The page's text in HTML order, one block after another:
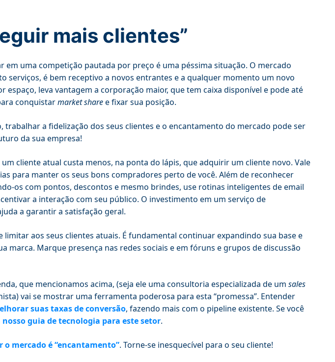
mais clientes”
em uma competição pautada por preço é uma péssima situação. O mercado
serviços, é bem receptivo a novos entrantes e a qualquer momento um novo
espaço, leva vantagem a corporação maior, que tem caixa disponível e pode até
conquistarmarket sharee fixar sua posição.
trabalhar a fidelização dos seus clientes e o encantamento do mercado pode ser
da sua empresa!
cliente atual custa menos, na ponta do lápis, que adquirir um cliente novo. Vale
para manter os seus bons compradores perto de você. Além de reconhecer
os com pontos, descontos e mesmo brindes, use rotinas inteligentes de email
a interação com seu público. O investimento em um serviço de
a garantir a satisfação geral.
aos seus clientes atuais. É fundamental continuar expandindo sua base e
marca. Marque presença nas redes sociais e em fóruns e grupos de discussão
que mencionamos acima, (seja ele uma consultoria especializada de um sales
vai se mostrar uma ferramenta poderosa para esta “promessa”. Entender
suas taxas de conversão, fazendo mais com o pipeline existente. Se você
guia de tecnologia para este setor.
mercado é “encantamento”. Torne-se inesquecível para o seu cliente!